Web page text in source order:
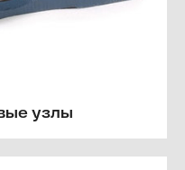
узлы